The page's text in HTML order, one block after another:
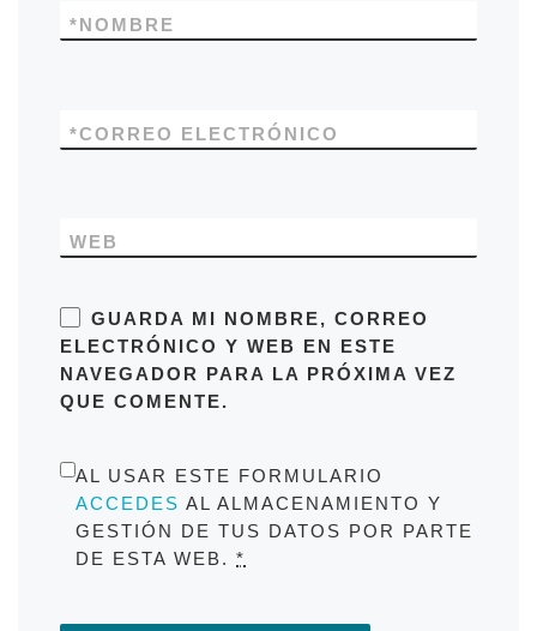
NOMBRE
*
CORREO ELECTRÓNICO
*
WEB
GUARDA MI NOMBRE, CORREO
ELECTRÓNICO Y WEB EN ESTE
NAVEGADOR PARA LA PRÓXIMA VEZ
QUE COMENTE.
AL USAR ESTE FORMULARIO
ACCEDES AL ALMACENAMIENTO Y
GESTIÓN DE TUS DATOS POR PARTE
DE ESTA WEB. *